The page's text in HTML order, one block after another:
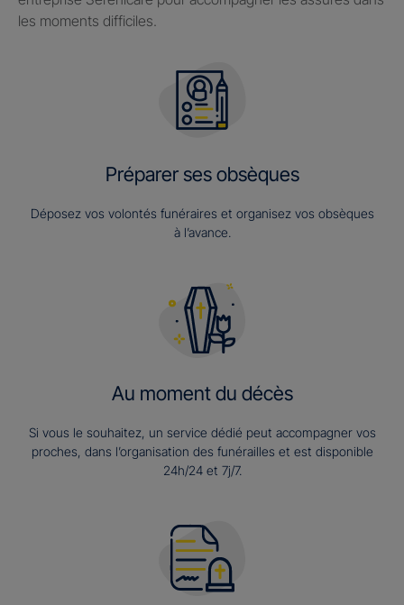
les moments difficiles.
Préparer ses obsèques
Déposez vos volontés funéraires et organisez vos obsèques
à l’avance.
Au moment du décès
Si vous le souhaitez, un service dédié peut accompagner vos
proches, dans l’organisation des funérailles et est disponible
24h/24 et 7j/7.